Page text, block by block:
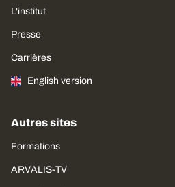
L'institut
Presse
Carrières
English version
Autres sites
Formations
ARVALIS-TV